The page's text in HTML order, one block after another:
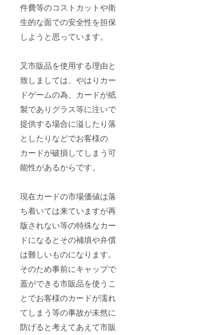
件費等のコストカットや衛
生的な面での安全性を担保
しようと思っています。
又市販品を使用する理由と
致しましては、やはりカー
ドゲームの為、カードが紙
製でありグラス等に注いで
提供する場合に溢したり落
としたりなどでお客様の
カードが破損してしまう可
能性があるからです。
現在カードの市場価値は落
ち着いては来ていますが再
版されない等の特殊なカー
ドになるとその補填や弁償
は難しいものになります。
そのため事前にキャップで
蓋ができる市販品を使うこ
とでお客様のカードが濡れ
てしまう等の事故が未然に
防げると考えてあえて市販